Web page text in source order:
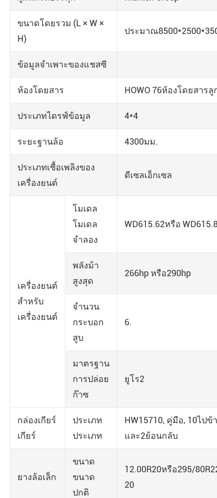
ขนาดโดยรวม (L × W ×
H)
ประมาณ
ข้อมูลจำเพาะของแชสซี
ห้องโดยสาร HOWO 76ห้องโดยสาร
ประเภทไดรฟ์ข้อมูล 4*4
ระยะฐานล้อ 4300มม.
ประเภทเชื้อเพลิงของ
เครื่องยนต์
ดีเซลเอ็กเซล
เครื่องยนต์
สำหรับ
เครื่องยนต์
โมเดล
โมเดล
จำลอง
WD615.62หรือ
พลังม้า
สูงสุด
266hp หรือ290hp
จำนวน
กระบอก
สูบ
6.
มาตรฐาน
การปล่อย
ก๊าซ
ยูโร2
กล่องเกียร์
เกียร์
ประเภท
ประเภท
HW15710, คู่มือ, 10ไปข้
และ2ย้อนกลับ
ยางล้อเล็ก
ขนาด
ขนาด
ปกติ
12.00R20หรือ295/
20